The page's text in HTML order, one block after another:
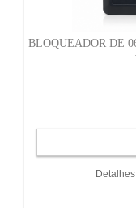
BLOQUEADOR DE
Detalhes